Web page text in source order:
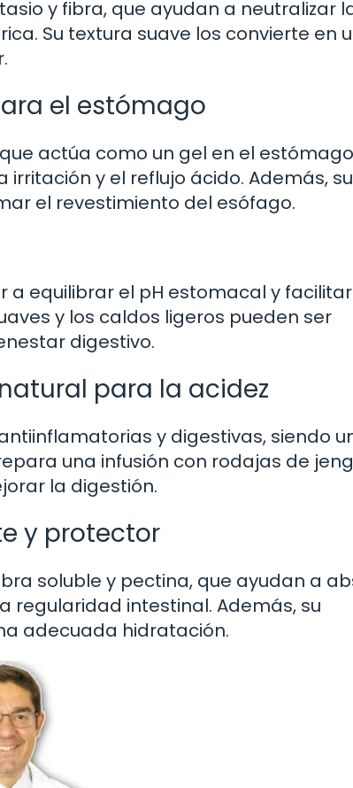
y fibra, que ayudan a neutralizar
Su textura suave los convierte en
el estómago
actúa como un gel en el
y el reflujo ácido. Además, su
el revestimiento del esófago.
equilibrar el pH estomacal y
y los caldos ligeros pueden ser
digestivo.
para la acidez
y digestivas, siendo
una infusión con rodajas de
la digestión.
y protector
soluble y pectina, que ayudan a
regularidad intestinal. Además, su
adecuada hidratación.